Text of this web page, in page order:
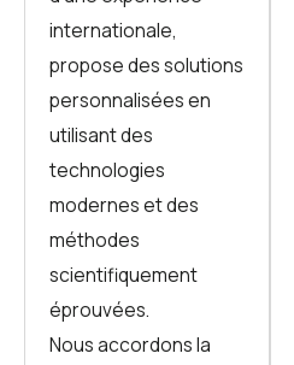
internationale,
propose des solutions
personnalisées en
utilisant des
technologies
modernes et des
méthodes
scientifiquement
éprouvées.
Nous accordons la